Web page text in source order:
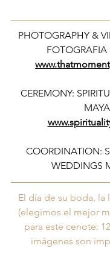
PHOTOGRAPHY &
FOTOGRAFIA
CEREMONY:
MAYA
COORDINATION:
WEDDINGS
El día de su boda, la
(elegimos el mejor
para este cenote:
imágenes son